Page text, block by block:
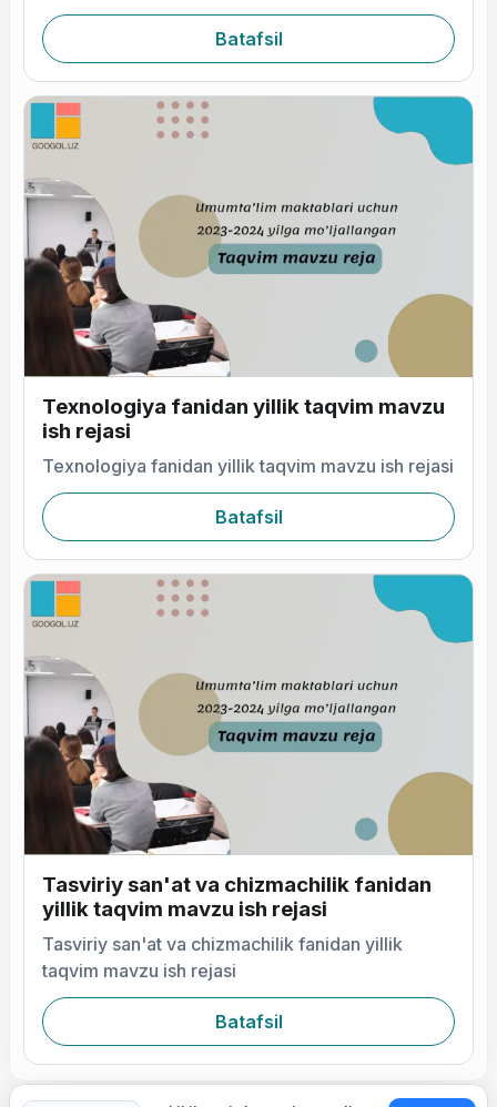
Batafsil
Texnologiya fanidan yillik taqvim mavzu
ish rejasi
Texnologiya fanidan yillik taqvim mavzu ish rejasi
Batafsil
Tasviriy san'at va chizmachilik fanidan
yillik taqvim mavzu ish rejasi
Tasviriy san'at va chizmachilik fanidan yillik
taqvim mavzu ish rejasi
Batafsil